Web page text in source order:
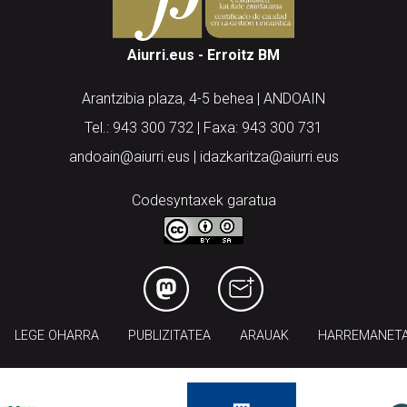
Aiurri.eus - Erroitz BM
Arantzibia plaza, 4-5 behea | ANDOAIN
Tel.: 943 300 732 | Faxa: 943 300 731
andoain@aiurri.eus | idazkaritza@aiurri.eus
Codesyntaxek garatua
LEGE OHARRA PUBLIZITATEA ARAUAK